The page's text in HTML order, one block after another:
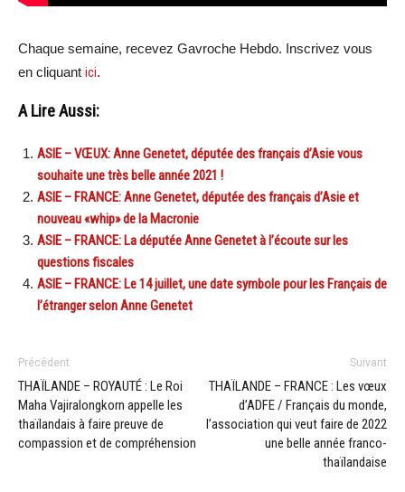
Chaque semaine, recevez Gavroche Hebdo. Inscrivez vous
en cliquant ici.
A Lire Aussi:
ASIE – VŒUX: Anne Genetet, députée des français d’Asie vous
souhaite une très belle année 2021 !
ASIE – FRANCE: Anne Genetet, députée des français d’Asie et
nouveau «whip» de la Macronie
ASIE – FRANCE: La députée Anne Genetet à l’écoute sur les
questions fiscales
ASIE – FRANCE: Le 14 juillet, une date symbole pour les Français de
l’étranger selon Anne Genetet
Précédent
THAÏLANDE – ROYAUTÉ : Le Roi
Maha Vajiralongkorn appelle les
thaïlandais à faire preuve de
compassion et de compréhension
Suivant
THAÏLANDE – FRANCE : Les vœux
d’ADFE / Français du monde,
l’association qui veut faire de 2022
une belle année franco-
thaïlandaise